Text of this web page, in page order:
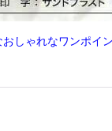
しゃれなワンポイ